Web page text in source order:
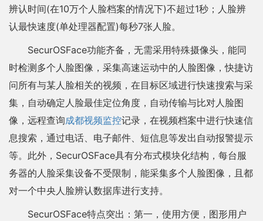
辨认时间(在10万个人脸档案的情况下)不超过1秒；人脸辨
认最快速度(单处理器配置)每秒7张人脸。
SecurOSFace功能齐备，无需采用特殊摄像头，能同
时检测多个人脸图像，采集高速运动中的人脸图像，快捷访
问所有与某人脸相关的视频，在目标区域进行快速搜索与采
集，自动确定人脸最佳定位角度，自动传输与比对人脸图
像，远程查询成都视频监控记录，在视频档案中进行快速信
息搜索，通过电话、电子邮件、短信息等发出自动报警提示
等。此外，SecurOSFace具有分布式模块化结构，每台服
务器的人脸采集设备不受限制，能采集多个人脸图像，且都
对一个中央人脸辨认数据库进行支持。
SecurOSFace特点突出：第一，使用方便，图形用户